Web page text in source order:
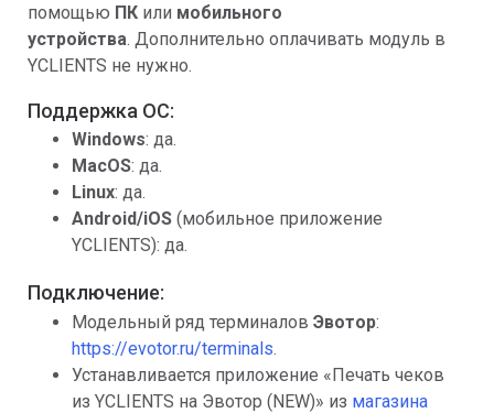
помощью ПК или мобильного
устройства. Дополнительно оплачивать модуль в
YCLIENTS не нужно.
Поддержка ОС:
Windows: да.
MacOS: да.
Linux: да.
Android/iOS (мобильное приложение
YCLIENTS): да.
Подключение:
Модельный ряд терминалов Эвотор:
https://evotor.ru/terminals.
Устанавливается приложение «Печать чеков
из YCLIENTS на Эвотор (NEW)» из магазина